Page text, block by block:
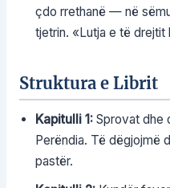
çdo rrethanë — në
tjetrin. «Lutja e të drejtit
Struktura e Librit
Kapitulli 1:Sprovat dhe
Perëndia. Të dëgjojmë
pastër.